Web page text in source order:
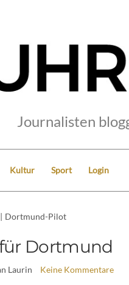
Journalisten
Kultur Sport Login
| Dortmund-Pilot
Dortmund
Laurin Keine Kommentare